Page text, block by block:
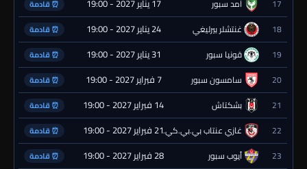
17 آمد سبور ⏰ قادمة
18 غنتشلر بيرليغي 24 يناير 2027 - 19:00 ⏰ قادمة
19 قونيا سبور 31 يناير 2027 - 19:00 ⏰ قادمة
20 سامسون سبور 7 فبراير 2027 - 19:00 ⏰ قادمة
21 بشكتاش 14 فبراير 2027 - 19:00 ⏰ قادمة
22 غازي عنتاب بي.بي.كي.21 فبراير 2027 - 19:00 ⏰ قادمة
23 أيوب سبور 28 فبراير 2027 - 19:00 ⏰ قادمة